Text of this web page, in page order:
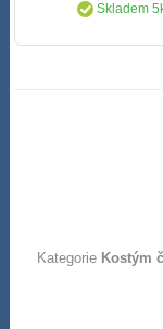
Skladem
Kategorie Kostým